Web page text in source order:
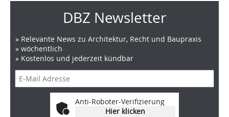
DBZ Newsletter
» Relevante News zu Architektur, Recht und Baupraxis
» wöchentlich
» Kostenlos und jederzeit kündbar
Anti-Roboter-Verifizierung
Hier klicken